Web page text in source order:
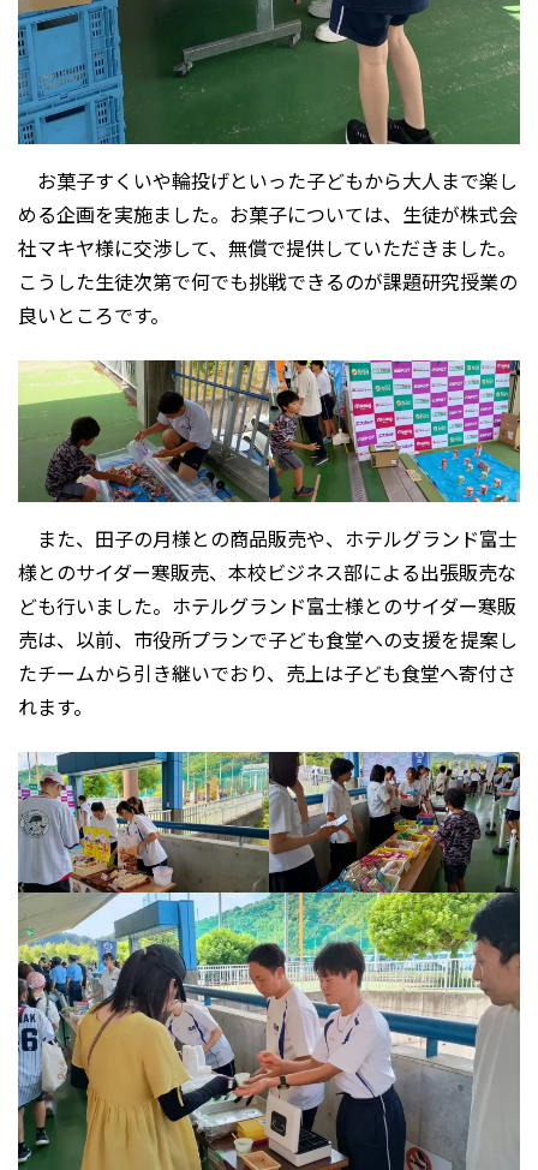
お菓子すくいや輪投げといった子どもから大人まで楽し
める企画を実施ました。お菓子については、生徒が株式会
社マキヤ様に交渉して、無償で提供していただきました。
こうした生徒次第で何でも挑戦できるのが課題研究授業の
良いところです。
また、田子の月様との商品販売や、ホテルグランド富士
様とのサイダー寒販売、本校ビジネス部による出張販売な
ども行いました。ホテルグランド富士様とのサイダー寒販
売は、以前、市役所プランで子ども食堂への支援を提案し
たチームから引き継いでおり、売上は子ども食堂へ寄付さ
れます。